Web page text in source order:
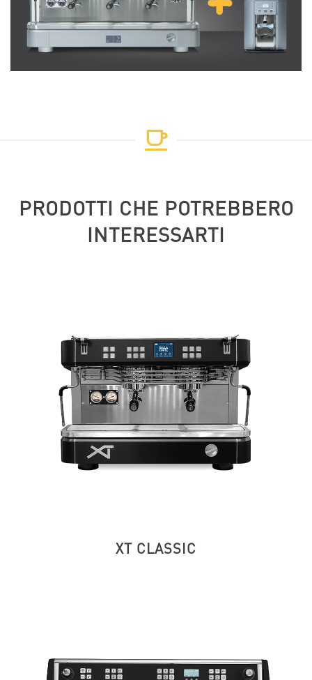
PRODOTTI CHE POTREBBERO
INTERESSARTI
XT CLASSIC